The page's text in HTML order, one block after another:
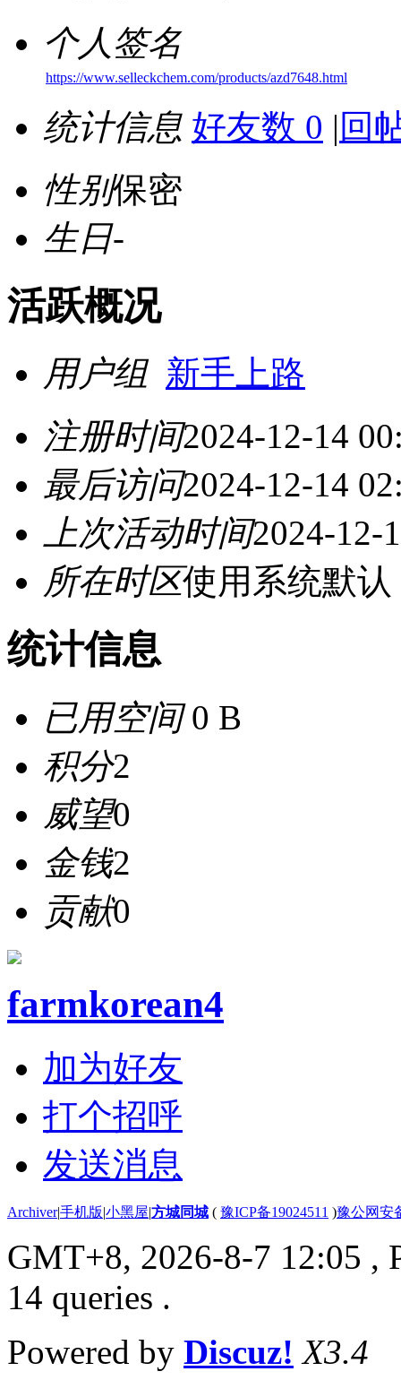
个人签名
https://www.selleckchem.com/products/azd7648.html
统计信息 好友数 0 | 回
性别保密
生日-
活跃概况
用户组 新手上路
注册时间2024-12-14
最后访问2024-12-14
上次活动时间2024-12-
所在时区使用系统默认
统计信息
已用空间0 B
积分2
威望0
金钱2
贡献0
farmkorean4
加为好友
打个招呼
发送消息
Archiver|手机版|小黑屋|方城同城 ( 豫ICP备19024511 )豫公网安
GMT+8, 2026-8-7 12:05 ,
14 queries .
Powered by Discuz! X3.4